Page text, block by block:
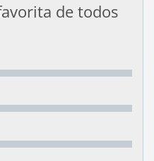
de todos